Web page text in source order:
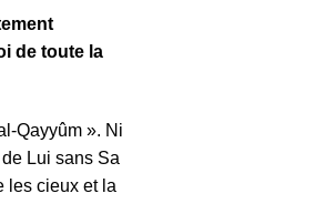
de toute la
Qayyûm ». Ni
Lui sans Sa
les cieux et la